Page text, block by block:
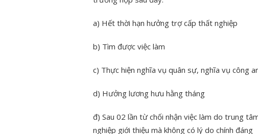
a) Hết thời hạn hưởng trợ cấp thất nghiệp
b) Tìm được việc làm
c) Thực hiện nghĩa vụ quân sự, nghĩa vụ công
d) Hưởng lương hưu hằng tháng
đ) Sau 02 lần từ chối nhận việc làm do trung
nghiệp giới thiệu mà không có lý do chính đáng